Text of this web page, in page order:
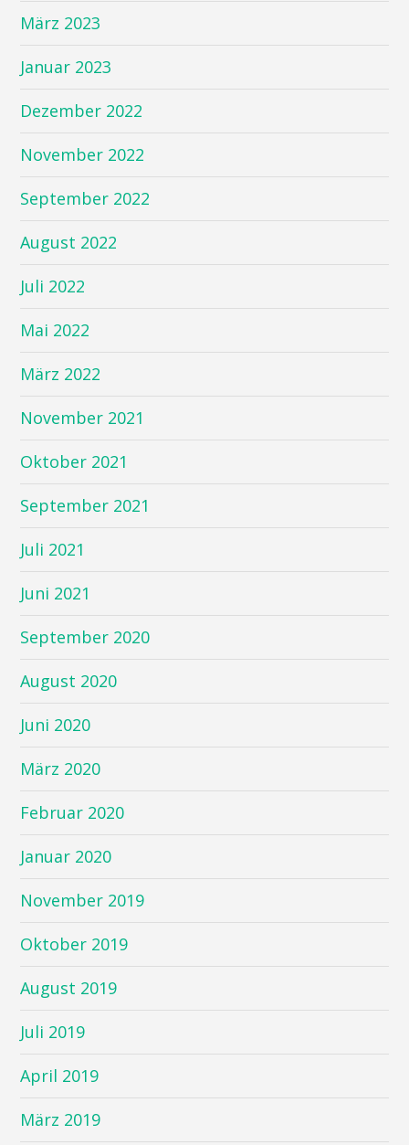
März 2023
Januar 2023
Dezember 2022
November 2022
September 2022
August 2022
Juli 2022
Mai 2022
März 2022
November 2021
Oktober 2021
September 2021
Juli 2021
Juni 2021
September 2020
August 2020
Juni 2020
März 2020
Februar 2020
Januar 2020
November 2019
Oktober 2019
August 2019
Juli 2019
April 2019
März 2019